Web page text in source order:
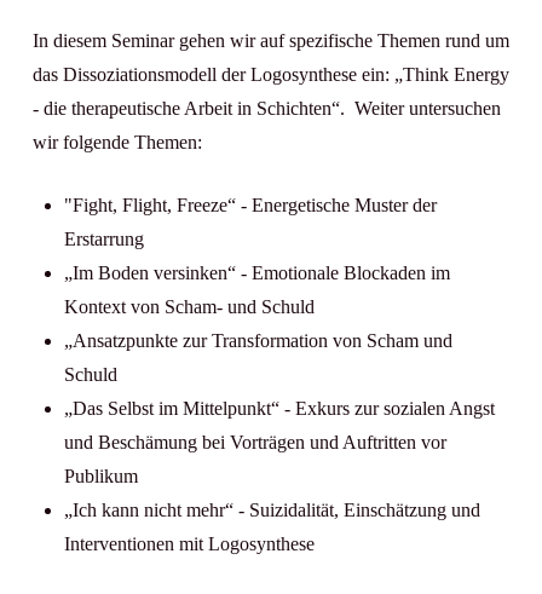
In diesemSeminar gehen wir auf spezifische Themen rund um
das Dissoziationsmodell der Logosynthese ein: „Think Energy
- die therapeutische Arbeit in Schichten“. Weiter untersuchen
wir folgende Themen:
"Fight, Flight, Freeze“ - Energetische Muster der
Erstarrung
„Im Boden versinken“ - Emotionale Blockaden im
Kontext von Scham- und Schuld
„Ansatzpunkte zur Transformation von Scham und
Schuld
„Das Selbst im Mittelpunkt“ - Exkurs zur sozialen Angst
und Beschämung bei Vorträgen und Auftritten vor
Publikum
„Ich kann nicht mehr“ - Suizidalität, Einschätzung und
Interventionen mit Logosynthese